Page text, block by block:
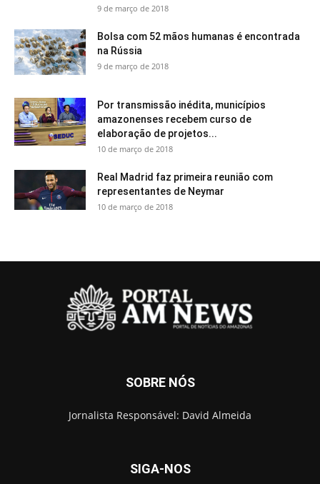
9 de março de 2018
Bolsa com 52 mãos humanas é encontrada
na Rússia
9 de março de 2018
Por transmissão inédita, municípios
amazonenses recebem curso de
elaboração de projetos...
10 de março de 2018
Real Madrid faz primeira reunião com
representantes de Neymar
10 de março de 2018
SOBRE NÓS
Jornalista Responsável: David Almeida
SIGA-NOS